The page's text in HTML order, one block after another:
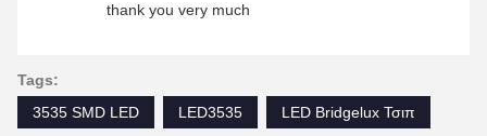
thank you very much
Tags:
3535 SMD LED
LED3535 LED Bridgelux Τσιπ